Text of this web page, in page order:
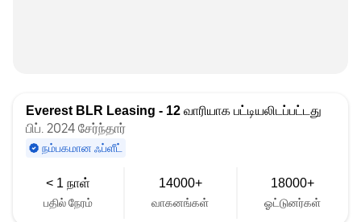
Everest BLR Leasing - 12 வாரியாக பட்டியலிடப்பட்டது
பிப். 2024 சேர்ந்தார்
நம்பகமான ஃப்ளீட்
< 1 நாள்
பதில் நேரம்
14000+
வாகனங்கள்
18000+
ஓட்டுனர்கள்